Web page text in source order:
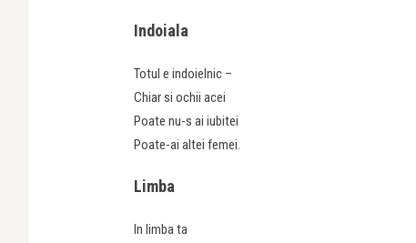
Indoiala
Totul e indoielnic –
Chiar si ochii acei
Poate nu-s ai iubitei
Poate-ai altei femei.
Limba
In limba ta